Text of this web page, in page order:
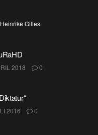
Heinrike Gilles
2018 0
2016 0